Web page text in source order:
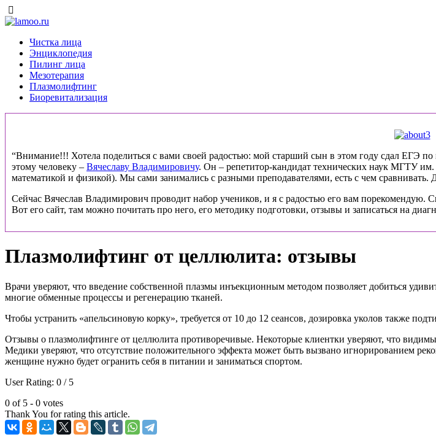
Чистка лица
Энциклопедия
Пилинг лица
Мезотерапия
Плазмолифтинг
Биоревитализация
“Внимание!!! Хотела поделиться с вами своей радостью: мой старший сын в этом году сдал ЕГЭ по
этому человеку – Вячеславу Владимировичу. Он – репетитор-кандидат технических наук МГТУ
математикой и физикой). Мы сами занимались с разными преподавателями, есть с чем сравнивать.
Сейчас Вячеслав Владимирович проводит набор учеников, и я с радостью его вам порекомендую.
Вот его сайт, там можно почитать про него, его методику подготовки, отзывы и записаться на
Плазмолифтинг от целлюлита: отзывы
Врачи уверяют, что введение собственной плазмы инъекционным методом позволяет добиться
многие обменные процессы и регенерацию тканей.
Чтобы устранить «апельсиновую корку», требуется от 10 до 12 сеансов, дозировка уколов также
Отзывы о плазмолифтинге от целлюлита противоречивые. Некоторые клиентки уверяют, что
Медики уверяют, что отсутствие положительного эффекта может быть вызвано игнорированием
женщине нужно будет огранить себя в питании и заниматься спортом.
User Rating: 0 / 5
0 of 5 - 0 votes
Thank You for rating this article.